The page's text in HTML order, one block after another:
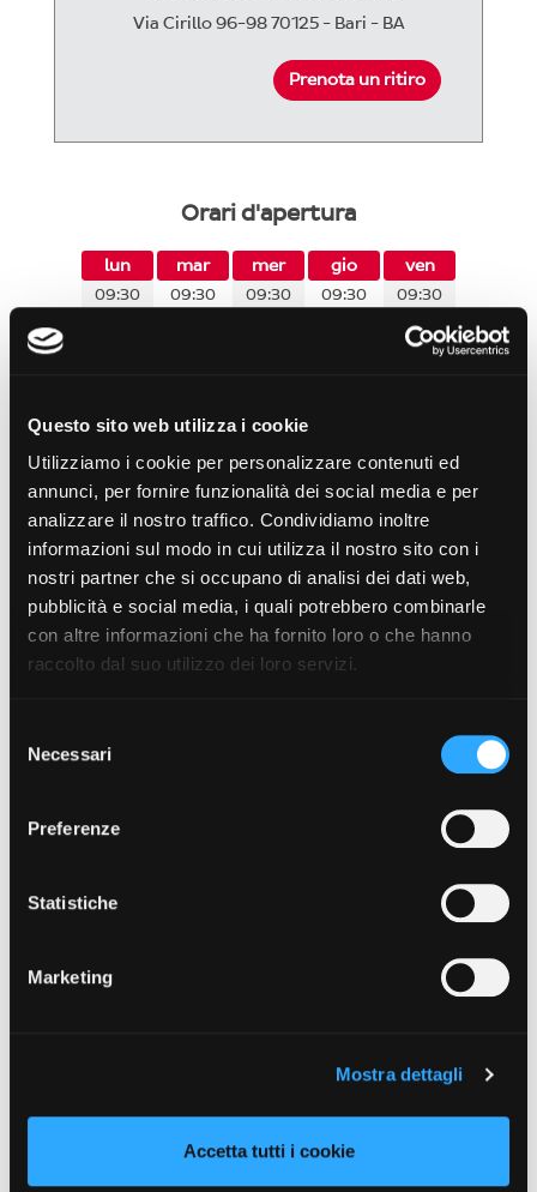
Questo sito web utilizza i cookie
Utilizziamo i cookie per personalizzare contenuti ed
annunci, per fornire funzionalità dei social media e per
analizzare il nostro traffico. Condividiamo inoltre
informazioni sul modo in cui utilizza il nostro sito con i
nostri partner che si occupano di analisi dei dati web,
pubblicità e social media, i quali potrebbero combinarle
con altre informazioni che ha fornito loro o che hanno
raccolto dal suo utilizzo dei loro servizi.
delNecessari
Preferenze
Statistiche
Marketing
Mostra dettagli
Accetta tutti i cookie
Via Cirillo 96-98 70125 - Bari - BA
Prenota un ritiro
Orari d'apertura
lun
09:30
mar
09:30
mer
09:30
gio
09:30
ven
09:30
17:00
09:30
Attenzione! dal 16/08/2026al 22/08/2026
non sarà possibile prenotare un ritiro.